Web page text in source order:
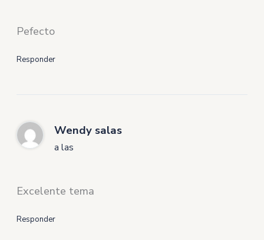
Pefecto
Responder
Wendy salas
a las
Excelente tema
Responder